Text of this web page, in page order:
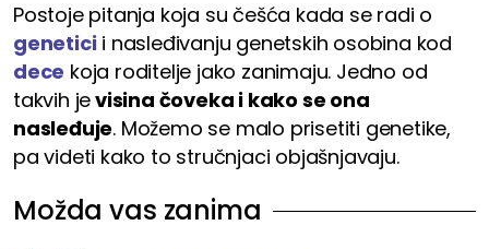
Postoje pitanja koja su češća kada se radi o
geneticii nasleđivanju genetskih osobina kod
dece koja roditelje jako zanimaju. Jedno od
takvih jevisina čoveka i kako se ona
nasleđuje. Možemo se malo prisetiti genetike,
pa videti kako to stručnjaci objašnjavaju.
Možda vas zanima